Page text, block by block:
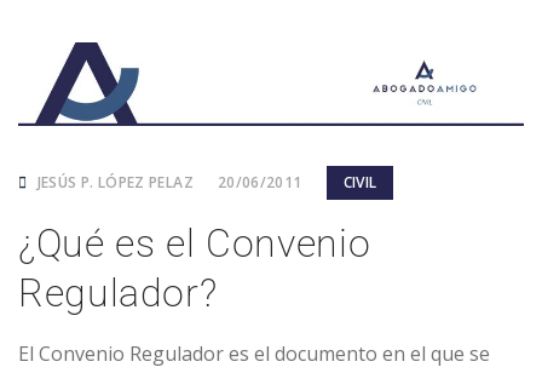
JESÚS P. LÓPEZ PELAZ 20/06/2011 CIVIL
¿Qué es el Convenio
Regulador?
El Convenio Regulador es el documento en el que se